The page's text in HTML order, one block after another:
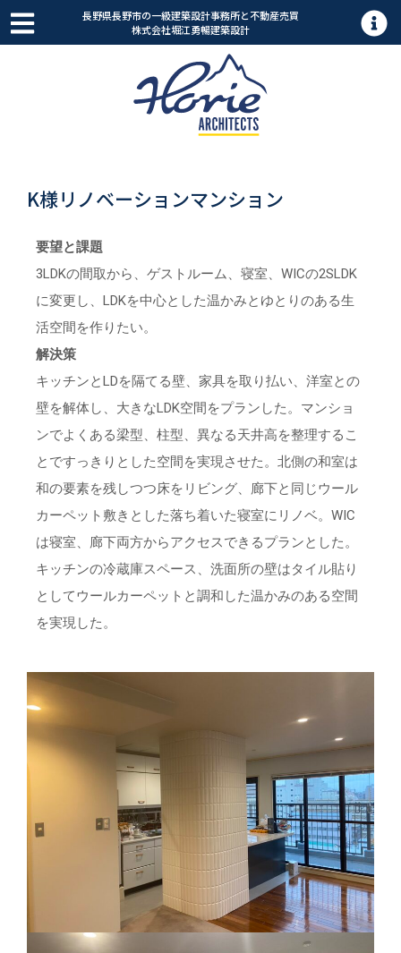
長野県長野市の一級建築設計事務所と不動産売買
株式会社堀江勇暢建築設計
K様リノベーションマンション
要望と課題
3LDKの間取から、ゲストルーム、寝室、WICの2SLDK
に変更し、LDKを中心とした温かみとゆとりのある生
活空間を作りたい。
解決策
キッチンとLDを隔てる壁、家具を取り払い、洋室との
壁を解体し、大きなLDK空間をプランした。マンショ
ンでよくある梁型、柱型、異なる天井高を整理するこ
とですっきりとした空間を実現させた。北側の和室は
和の要素を残しつつ床をリビング、廊下と同じウール
カーペット敷きとした落ち着いた寝室にリノベ。WIC
は寝室、廊下両方からアクセスできるプランとした。
キッチンの冷蔵庫スペース、洗面所の壁はタイル貼り
としてウールカーペットと調和した温かみのある空間
を実現した。